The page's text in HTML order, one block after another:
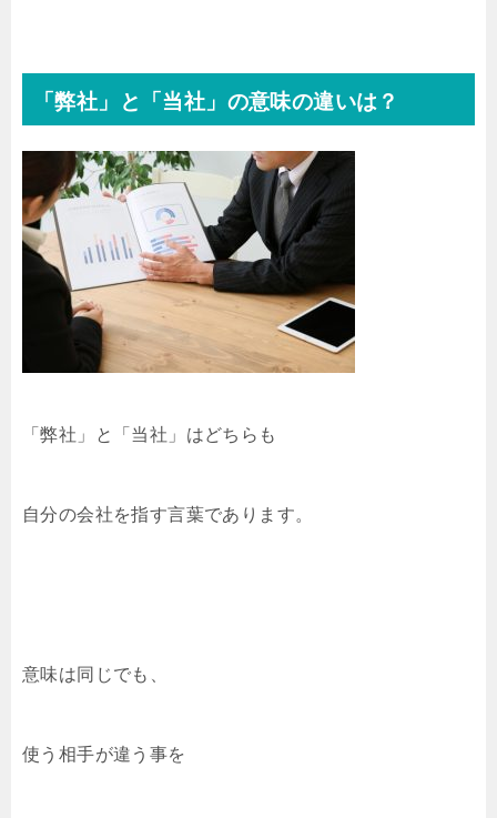
「弊社」と「当社」の意味の違いは？
「弊社」と「当社」はどちらも
自分の会社を指す言葉であります。
意味は同じでも、
使う相手が違う事を